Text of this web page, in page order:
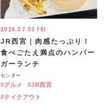
2026.07.03 Fri
JR西宮｜肉感たっぷり！
食べごたえ満点のハンバー
ガーランチ
センター
グルメ
JR西宮
テイクアウト